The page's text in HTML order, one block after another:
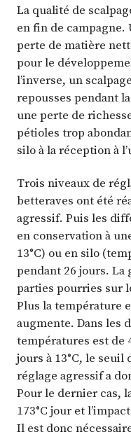
La qualité de
en fin de
perte de matière
pour le
l’inverse, un
repousses pendant
une perte de
pétioles trop
silo à la réception à
Trois niveaux de
betteraves ont été
agressif. Puis les
en conservation à
13°C) ou en silo
pendant 26 jours.
parties pourries sur
Plus la température
augmente. Dans les
températures est de
jours à 13°C, le seuil
réglage agressif a
Pour le dernier cas,
173°C jour et
Il est donc